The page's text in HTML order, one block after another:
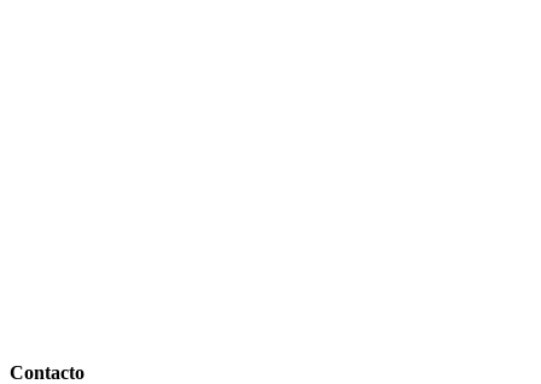
Contacto